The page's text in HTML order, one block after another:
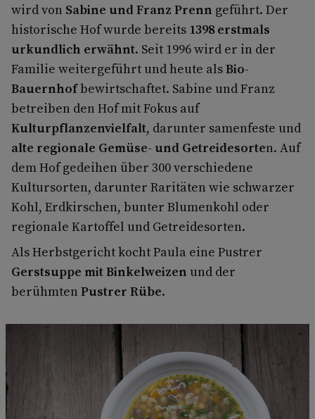
wird von Sabine und Franz Prenn geführt. Der
historische Hof wurde bereits 1398 erstmals
urkundlich erwähnt. Seit 1996 wird er in der
Familie weitergeführt und heute alsBio-
Bauernhofbewirtschaftet. Sabine und Franz
betreiben den Hof mit Fokus auf
Kulturpflanzenvielfalt, darunter samenfeste und
alte regionale Gemüse- und Getreidesorten. Auf
dem Hof gedeihen über 300 verschiedene
Kultursorten, darunter Raritäten wie schwarzer
Kohl, Erdkirschen, bunter Blumenkohl oder
regionale Kartoffel und Getreidesorten.
Als Herbstgericht kocht Paula eine Pustrer
Gerstsuppe mit Binkelweizen und der
berühmten Pustrer Rübe.